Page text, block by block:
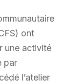
ont
une activité
par
l’atelier